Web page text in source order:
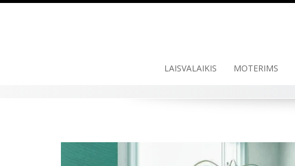
LAISVALAIKIS MOTERIMS